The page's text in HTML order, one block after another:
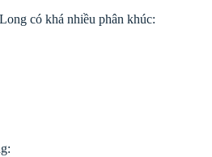
có khá nhiều phân khúc: